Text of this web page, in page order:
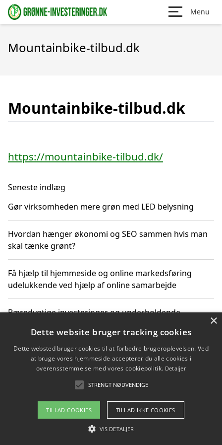
Menu
Mountainbike-tilbud.dk
Mountainbike-tilbud.dk
https://mountainbike-tilbud.dk/
Seneste indlæg
Gør virksomheden mere grøn med LED belysning
Hvordan hænger økonomi og SEO sammen hvis man
skal tænke grønt?
Få hjælp til hjemmeside og online markedsføring
udelukkende ved hjælp af online samarbejde
Bæredygtige investeringer og underholdende
Sådan kan online møder for virksomheder fremme
grønne investeringer
Copyright 2026 - Pilanto Aps
Om / kontakt
×
Dette website bruger tracking cookies
Dette websted bruger cookies til at forbedre brugeroplevelsen. Ved
at bruge vores hjemmeside accepterer du alle cookies i
overensstemmelse med vores cookiepolitik. Detaljer
STRENGT NØDVENDIGE
TILLAD COOKIES TILLAD IKKE COOKIES
VIS DETALJER